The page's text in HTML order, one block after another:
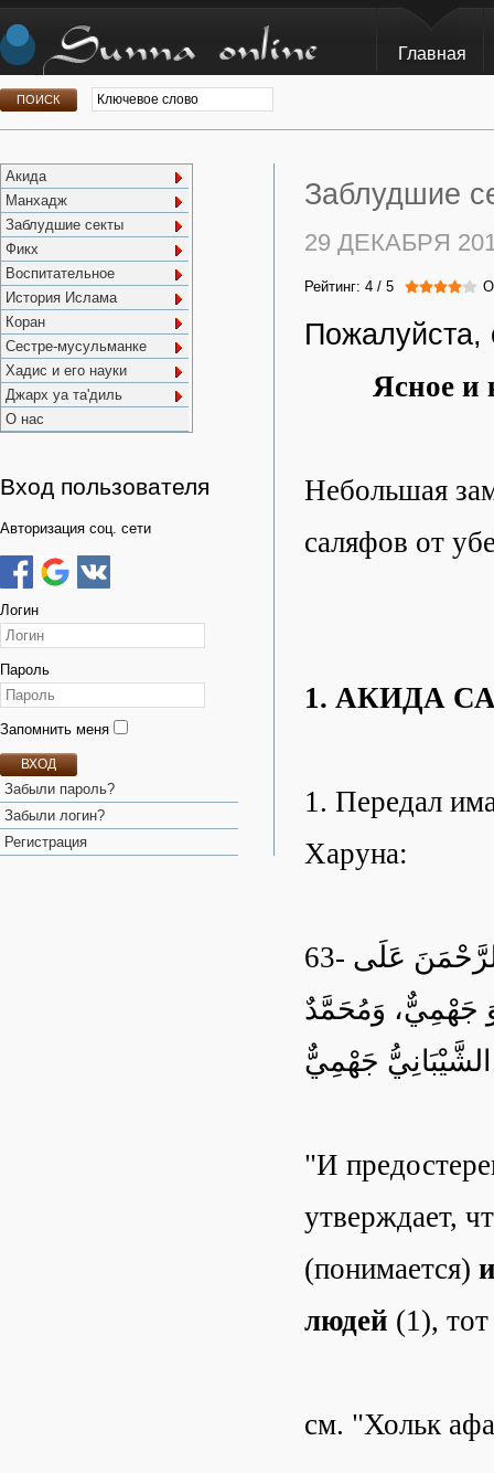
Главная
Акида
Манхадж
Заблудшие секты
Фикх
Воспитательное
История Ислама
Коран
Сестре-мусульманке
Хадис и его науки
Джарх уа та'диль
О нас
Вход пользователя
Авторизация соц. сети
Логин
Пароль
Запомнить меня
ВХОД
Забыли пароль?
Забыли логин?
Регистрация
Заблудшие
29 ДЕКАБРЯ
Рейтинг: 4 / 5
Пожалуйста,
Ясное и
Небольшая
саляфов от
1. АКИДА
1. Передал
Харуна:
63- وَحَذَّرَ يَزِيدُ بْنُ هَارُونَ عَنِ الْجَهْمِيَّةِ فَقَالَ: مَنْ زَعَمَ أَنَّ الرَّحْمَنَ عَلَى
جَهْمِيٌّ، وَمُحَمَّدٌ
"И
утверждает,
(понимается)
людей (1),
см. "Хольк